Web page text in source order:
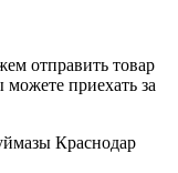
отправить товар
приехать за
Краснодар